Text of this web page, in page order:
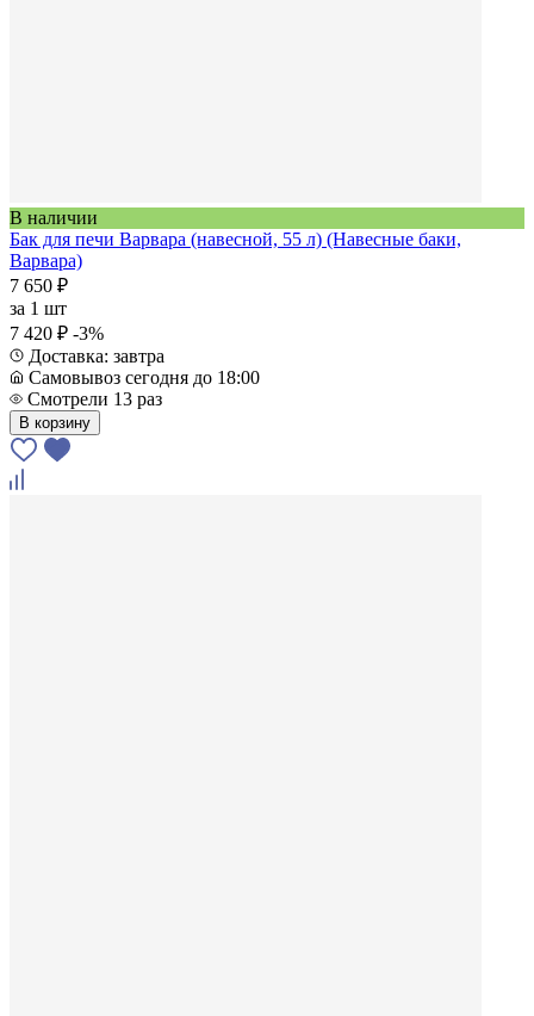
В наличии
Бак для печи Варвара (навесной, 55 л) (Навесные баки,
Варвара)
7 650 ₽
за 1 шт
7 420 ₽ -3%
Доставка: завтра
Самовывоз сегодня до 18:00
Смотрели 13 раз
В корзину